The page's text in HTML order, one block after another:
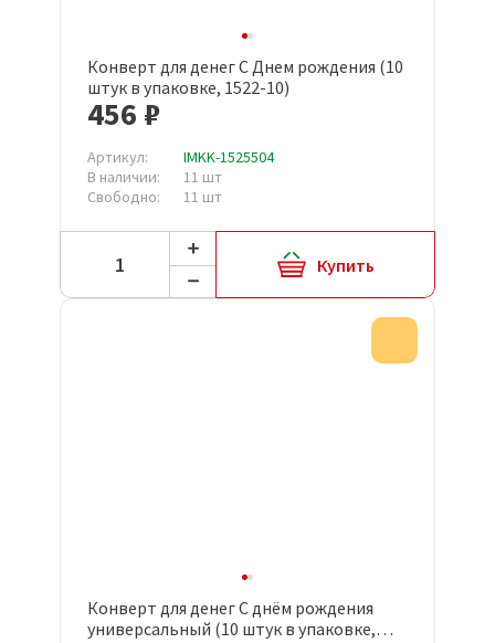
Конверт для денег С Днем рождения (10
штук в упаковке, 1522-10)
456 ₽
Артикул:
IMKK-1525504
В наличии:
11 шт
Свободно:
11 шт
Купить
Конверт для денег С днём рождения
универсальный (10 штук в упаковке,